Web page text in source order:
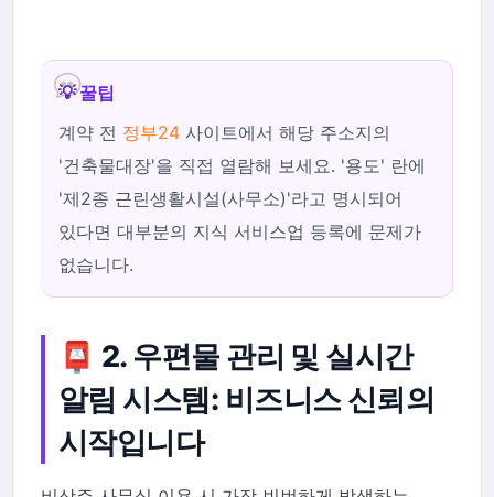
💡 꿀팁
계약 전 정부24 사이트에서 해당 주소지의
'건축물대장'을 직접 열람해 보세요. '용도' 란에
'제2종 근린생활시설(사무소)'라고 명시되어
있다면 대부분의 지식 서비스업 등록에 문제가
없습니다.
📮 2. 우편물 관리 및 실시간
알림 시스템: 비즈니스 신뢰의
시작입니다